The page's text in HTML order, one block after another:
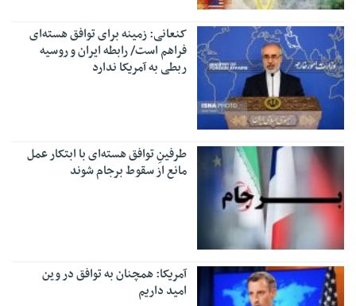
کنعانی: زمینه برای توافق هسته‌ای
فراهم است/ رابطه ایران و روسیه
ربطی به آمریکا ندارد
طرفینِ توافق هسته‌ای با ابتکار عمل
مانع از سقوط برجام شوند
آمریکا: همچنان به توافق در وین
امید داریم